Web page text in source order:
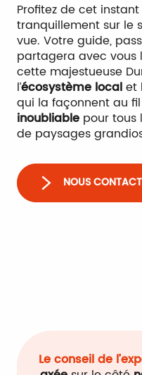
Profitez de cet
tranquillement sur le
vue. Votre guide,
partagera avec vous
cette majestueuse
l’écosystème localet
qui la façonnent au
inoubliable pour tous
de paysages
NOUS
Le conseil de